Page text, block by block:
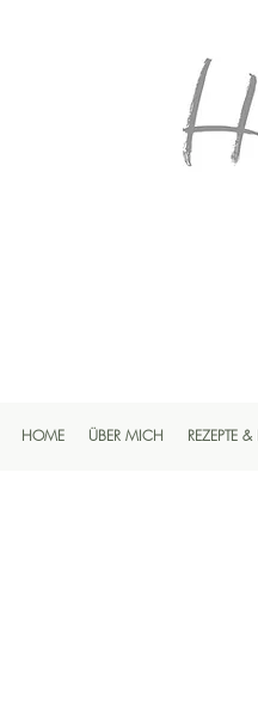
HOME ÜBER MICH REZEPTE